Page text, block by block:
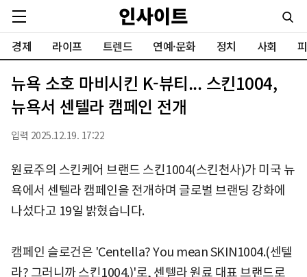
경제 라이프 트렌드 연예·문화 정치 사회
뉴욕 소호 마비시킨 K-뷰티... 스킨1004,
뉴욕서 센텔라 캠페인 전개
입력 2025.12.19. 17:22
원료주의 스킨케어 브랜드 스킨1004(스킨천사)가 미국 뉴
욕에서 센텔라 캠페인을 전개하며 글로벌 브랜딩 강화에
나섰다고 19일 밝혔습니다.
캠페인 슬로건은 'Centella? You mean SKIN1004.(센텔
라? 그러니까 스킨1004.)'로, 센텔라 원료 대표 브랜드로